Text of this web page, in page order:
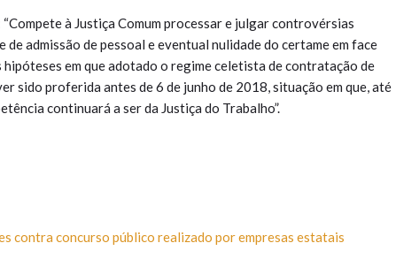
à Justiça Comum processar e julgar controvérsias
admissão de pessoal e eventual nulidade do certame em face
em que adotado o regime celetista de contratação de
sido proferida antes de 6 de junho de 2018, situação em que, até
continuará a ser da Justiça do Trabalho”.
contra concurso público realizado por empresas estatais